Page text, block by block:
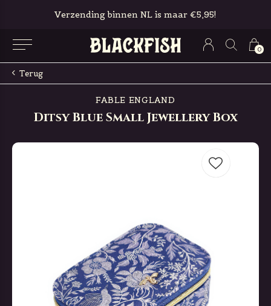
0
Verzending binnen NL is maar €5,95!
Terug
FABLE ENGLAND
Ditsy Blue Small Jewellery Box